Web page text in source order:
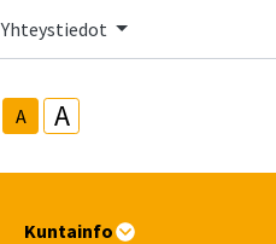
Yhteystiedot
A A
Kuntainfo